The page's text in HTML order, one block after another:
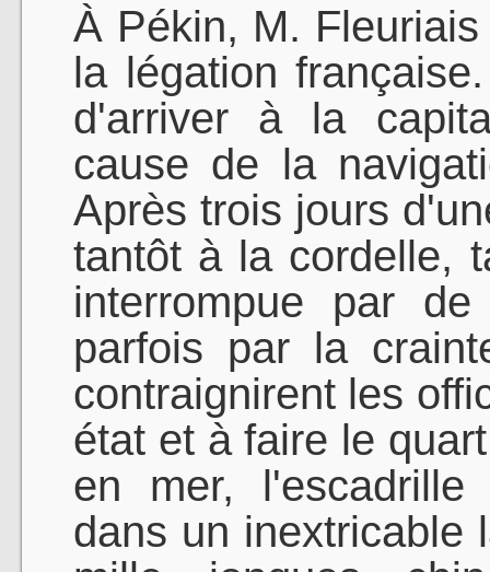
À Pékin, M.
la légation
d'arriver à la
cause de la
Après trois jours
tantôt à la cordelle,
interrompue par
parfois par la
contraignirent les
état et à faire le
en mer,
dans un inextricable